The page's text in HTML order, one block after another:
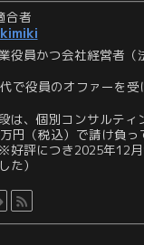
合者
役員かつ会社経営者（
で役員のオファーを受
は、個別コンサルティ
円（税込）で請け負っ
※好評につき2025年12
た）